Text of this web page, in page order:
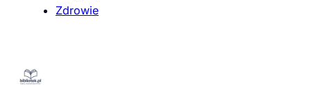
Zdrowie